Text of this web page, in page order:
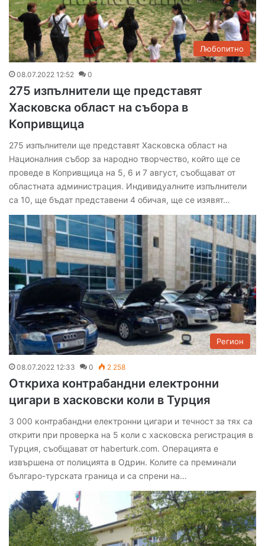
Любопитно
08.07.2022 12:52 0
275 изпълнители ще представят
Хасковска област на събора в
Копривщица
275 изпълнители ще представят Хасковска област на
Националния събор за народно творчество, който ще се
проведе в Копривщица на 5, 6 и 7 август, съобщават от
областната администрация. Индивидуалните изпълнители
са 10, ще бъдат представени 4 обичая, ще се изявят…
Регион
08.07.2022 12:33 0 2 258
Откриха контрабандни електронни
цигари в хасковски коли в Турция
3 000 контрабандни електронни цигари и течност за тях са
открити при проверка на 5 коли с хасковска регистрация в
Турция, съобщават от haberturk.com. Операцията е
извършена от полицията в Одрин. Колите са преминали
българо-турската граница и са спрени на…